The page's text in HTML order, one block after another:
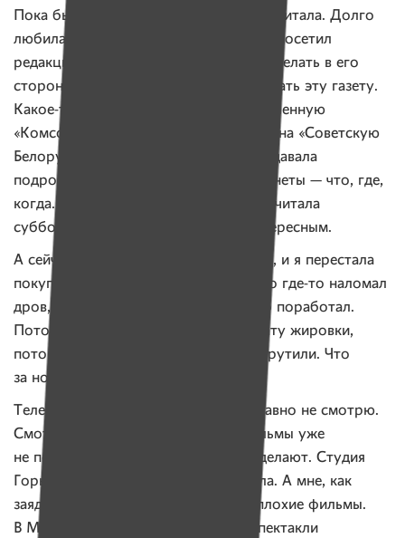
Пока были силы — читала. Всю жизнь читала. Долго
любила газету «Труд». А когда Путин посетил
редакцию «Труда» и редакция начала делать в его
стороны реверансы, я и перестала читать эту газету.
Какое-то время почитывала легкомысленную
«Комсомолку», потом переключилась на «Советскую
Белоруссию». Был период, когда она давала
подробную информацию со всей планеты — что, где,
когда. А мне это и надо было. Всегда читала
субботний номер, он был самым интересным.
А сейчас эта газета замкнулась в себя, и я перестала
покупать. Одно и то же пишут: кто-то где-то наломал
дров, пришел госконтроль и хорошо поработал.
Потом шарахнули трехкратную оплату жировки,
потом это бесстыдство обратно открутили. Что
за новости такие? Ай…
Телевизор свой черно-белый тоже давно не смотрю.
Смотреть сейчас нечего, старые фильмы уже
не показывают, а нового ничего не делают. Студия
Горького была, но сейчас она умерла. А мне, как
заядлому театралу, тяжело видеть плохие фильмы.
В Москве в Большом театре я все спектакли